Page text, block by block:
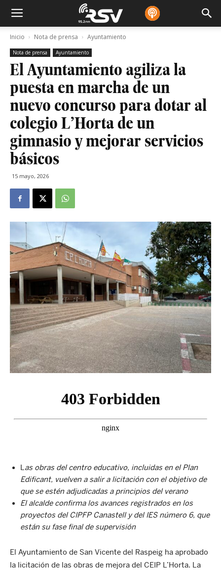
Inicio Nota de prensa Ayuntamiento
Nota de prensa Ayuntamiento
El Ayuntamiento agiliza la
puesta en marcha de un
nuevo concurso para dotar al
colegio L’Horta de un
gimnasio y mejorar servicios
básicos
15 mayo, 2026
Las obras del centro educativo, incluidas en el Plan
Edificant, vuelven a salir a licitación con el objetivo de
que se estén adjudicadas a principios del verano
El alcalde confirma los avances registrados en los
proyectos del CIPFP Canastell y del IES número 6, que
están su fase final de supervisión
El Ayuntamiento de San Vicente del Raspeig ha aprobado
la licitación de las obras de mejora del CEIP L’Horta. La